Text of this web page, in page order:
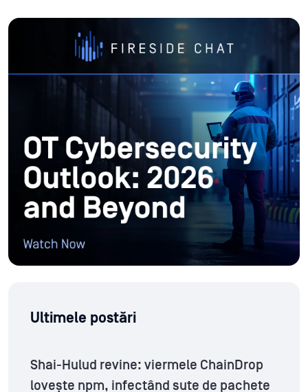
Ultimele postări
Shai-Hulud revine: viermele ChainDrop
lovește npm, infectând sute de pachete